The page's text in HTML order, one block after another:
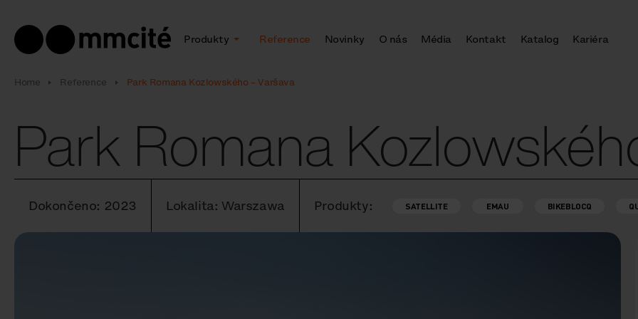
Produkty Reference Novinky O nás Média Kontakt Katalog Kariéra
Home Reference Park Romana Kozlowského – Varšava
Park Romana
Dokončeno: 2023 Lokalita: Warszawa Produkty: SATELLITE EMAU BIKEBLOCQ